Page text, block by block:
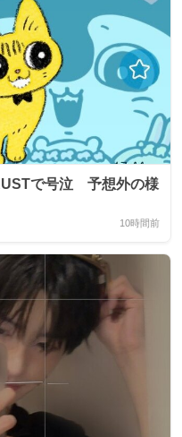
で号泣 予想外の様
10時間前